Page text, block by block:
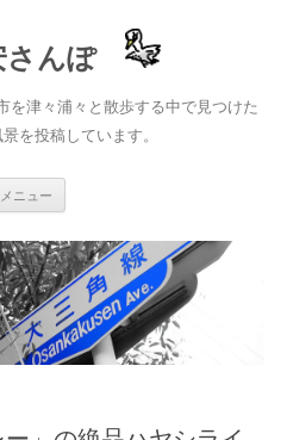
さんぽ
を津々浦々と散歩する中で見つけた
を投稿しています。
メニュー
ン
ツ
へ
ス
キ
ッ
プ